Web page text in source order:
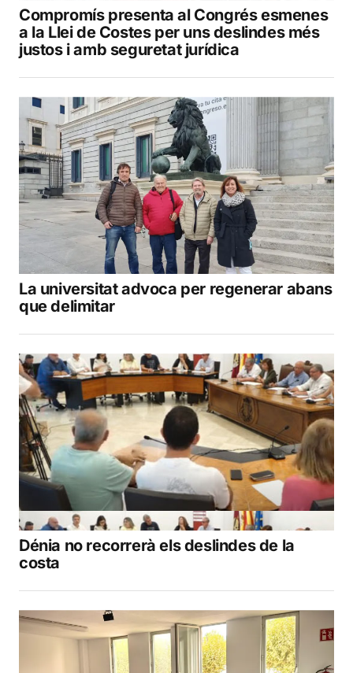
Compromís presenta al Congrés esmenes
a la Llei de Costes per uns deslindes més
justos i amb seguretat jurídica
La universitat advoca per regenerar abans
que delimitar
Dénia no recorrerà els deslindes de la
costa